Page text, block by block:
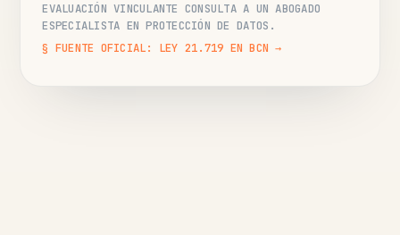
EVALUACIÓN VINCULANTE CONSULTA A UN ABOGADO
ESPECIALISTA EN PROTECCIÓN DE DATOS.
§ FUENTE OFICIAL: LEY 21.719 EN BCN →